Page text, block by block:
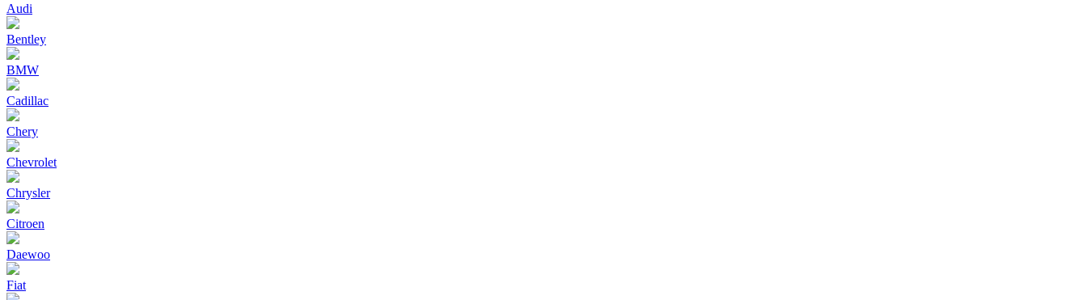
Audi
Bentley
BMW
Cadillac
Chery
Chevrolet
Chrysler
Citroen
Daewoo
Fiat